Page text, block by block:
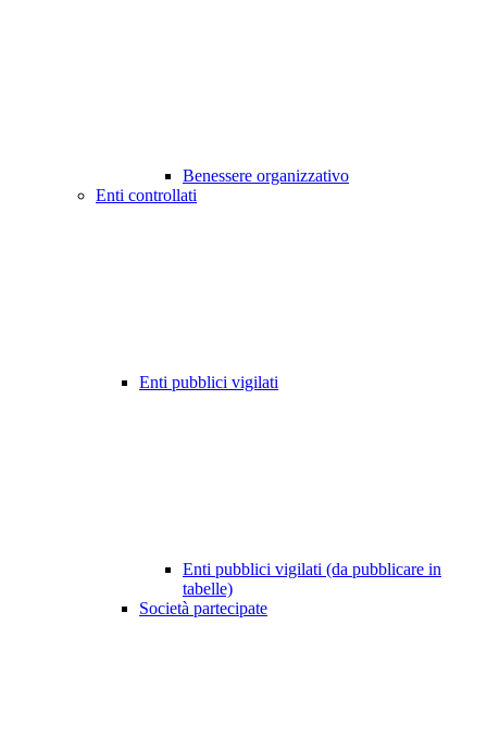
Benessere organizzativo
Enti controllati
Enti pubblici vigilati
Enti pubblici vigilati (da pubblicare in
tabelle)
Società partecipate